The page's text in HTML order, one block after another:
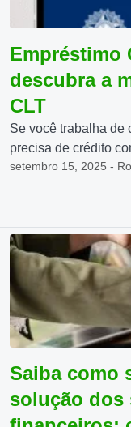
Empréstimo
descubra a
CLT
Se você trabalha de
precisa de crédito
setembro 15, 2025 -
Saiba como
solução dos